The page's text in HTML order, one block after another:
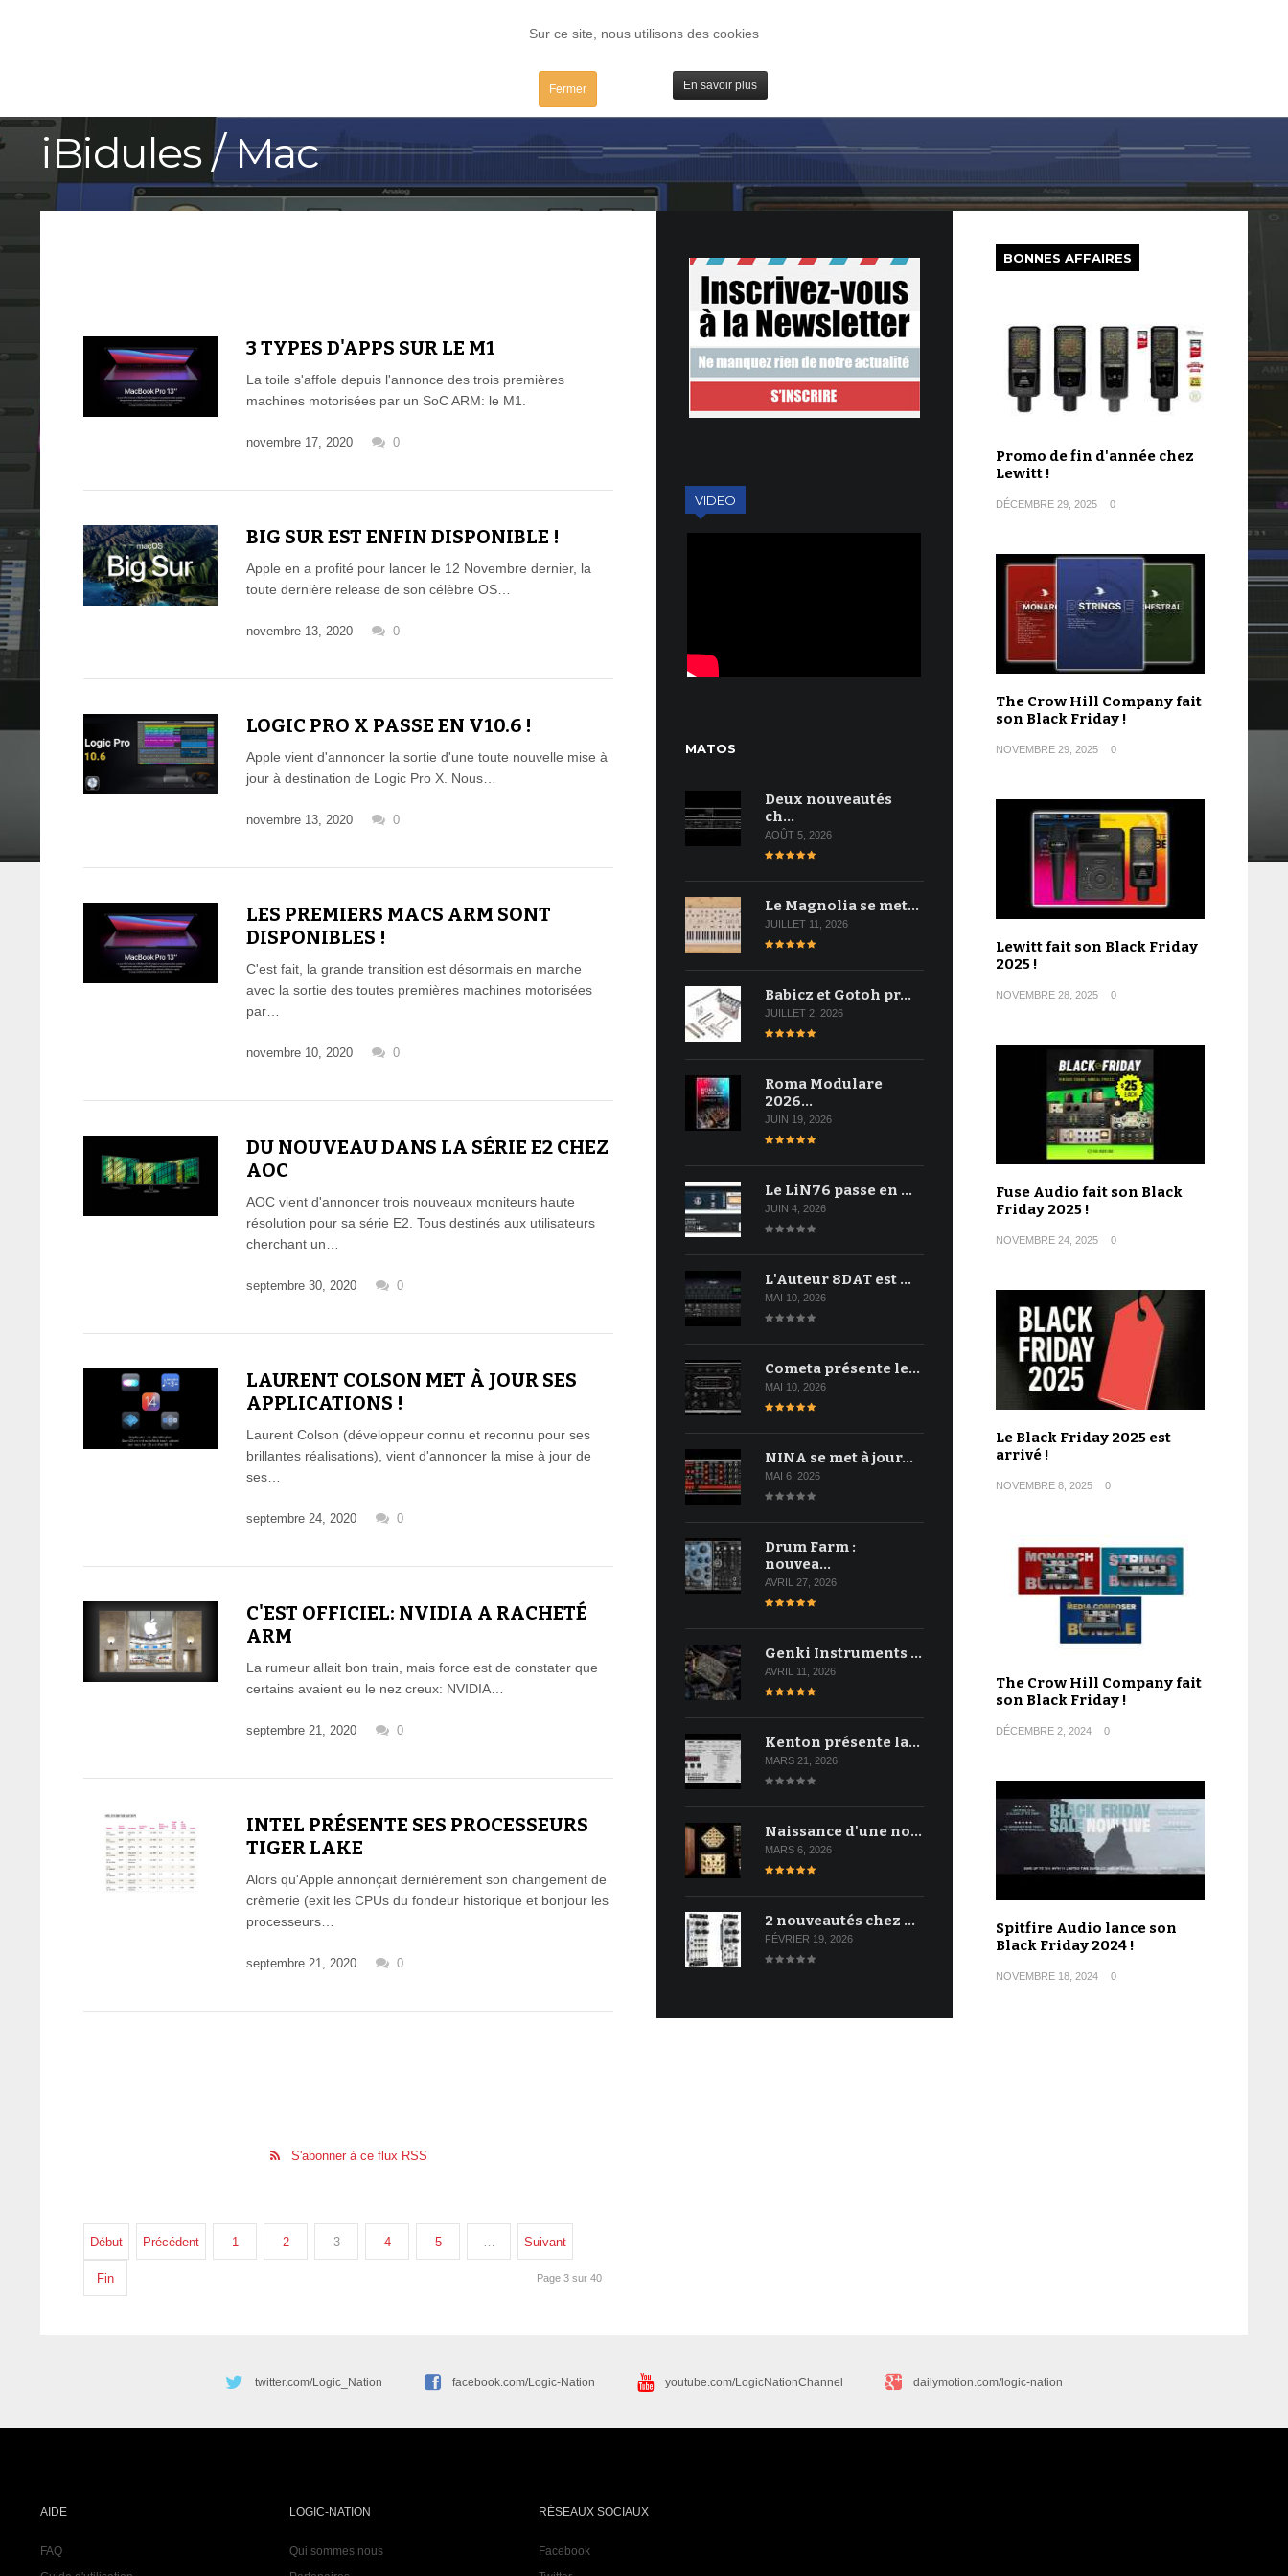
Sur ce site, nous utilisons des cookies
Fermer En savoir plus
TESTS IBIDULES / MAC PLUGS / IV
iBidules / Mac
3 TYPES D'APPS SUR LE M1
La toile s'affole depuis l'annonce des trois premières
machines motorisées par un SoC ARM: le M1.
novembre 17, 2020 0
BIG SUR EST ENFIN DISPONIBLE !
Apple en a profité pour lancer le 12 Novembre dernier, la
toute dernière release de son célèbre OS…
novembre 13, 2020 0
LOGIC PRO X PASSE EN V10.6 !
Apple vient d'annoncer la sortie d'une toute nouvelle mise à
jour à destination de Logic Pro X. Nous…
novembre 13, 2020 0
LES PREMIERS MACS ARM SONT
DISPONIBLES !
C'est fait, la grande transition est désormais en marche
avec la sortie des toutes premières machines motorisées
par…
novembre 10, 2020 0
DU NOUVEAU DANS LA SÉRIE E2 CHEZ
AOC
AOC vient d'annoncer trois nouveaux moniteurs haute
résolution pour sa série E2. Tous destinés aux utilisateurs
cherchant un…
septembre 30, 2020 0
LAURENT COLSON MET À JOUR SES
APPLICATIONS !
Laurent Colson (développeur connu et reconnu pour ses
brillantes réalisations), vient d'annoncer la mise à jour de
ses…
septembre 24, 2020 0
C'EST OFFICIEL: NVIDIA A RACHETÉ
ARM
La rumeur allait bon train, mais force est de constater que
certains avaient eu le nez creux: NVIDIA…
septembre 21, 2020 0
INTEL PRÉSENTE SES PROCESSEURS
TIGER LAKE
Alors qu'Apple annonçait dernièrement son changement de
crèmerie (exit les CPUs du fondeur historique et bonjour les
processeurs…
septembre 21, 2020 0
S'abonner à ce flux RSS
Début Précédent 1 2 3 4 5 … Suivant
Fin Page 3 sur 40
VIDEO
MATOS
Deux nouveautés
ch…
AOÛT 5, 2026
Le Magnolia se met…
JUILLET 11, 2026
Babicz et Gotoh pr…
JUILLET 2, 2026
Roma Modulare
2026…
JUIN 19, 2026
Le LiN76 passe en …
JUIN 4, 2026
L'Auteur 8DAT est …
MAI 10, 2026
Cometa présente le…
MAI 10, 2026
NINA se met à jour…
MAI 6, 2026
Drum Farm :
nouvea…
AVRIL 27, 2026
Genki Instruments …
AVRIL 11, 2026
Kenton présente la…
MARS 21, 2026
Naissance d'une no…
MARS 6, 2026
2 nouveautés chez …
FÉVRIER 19, 2026
BONNES AFFAIRES
Promo de fin d'année chez
Lewitt !
DÉCEMBRE 29, 2025 0
The Crow Hill Company fait
son Black Friday !
NOVEMBRE 29, 2025 0
Lewitt fait son Black Friday
2025 !
NOVEMBRE 28, 2025 0
Fuse Audio fait son Black
Friday 2025 !
NOVEMBRE 24, 2025 0
Le Black Friday 2025 est
arrivé !
NOVEMBRE 8, 2025 0
The Crow Hill Company fait
son Black Friday !
DÉCEMBRE 2, 2024 0
Spitfire Audio lance son
Black Friday 2024 !
NOVEMBRE 18, 2024 0
twitter.com/Logic_Nation facebook.com/Logic-Nation youtube.com/LogicNationChannel dailymotion.com/logic-nation
AIDE
FAQ
LOGIC-NATION
Qui sommes nous
RÉSEAUX SOCIAUX
Facebook